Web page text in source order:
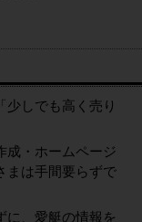
しでも高く売り
成・ホームページ
まは手間要らずで
に、愛艇の情報を